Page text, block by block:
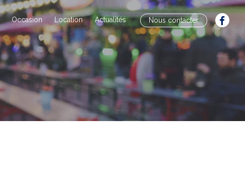
Occasion Location Actualités Nous contacter